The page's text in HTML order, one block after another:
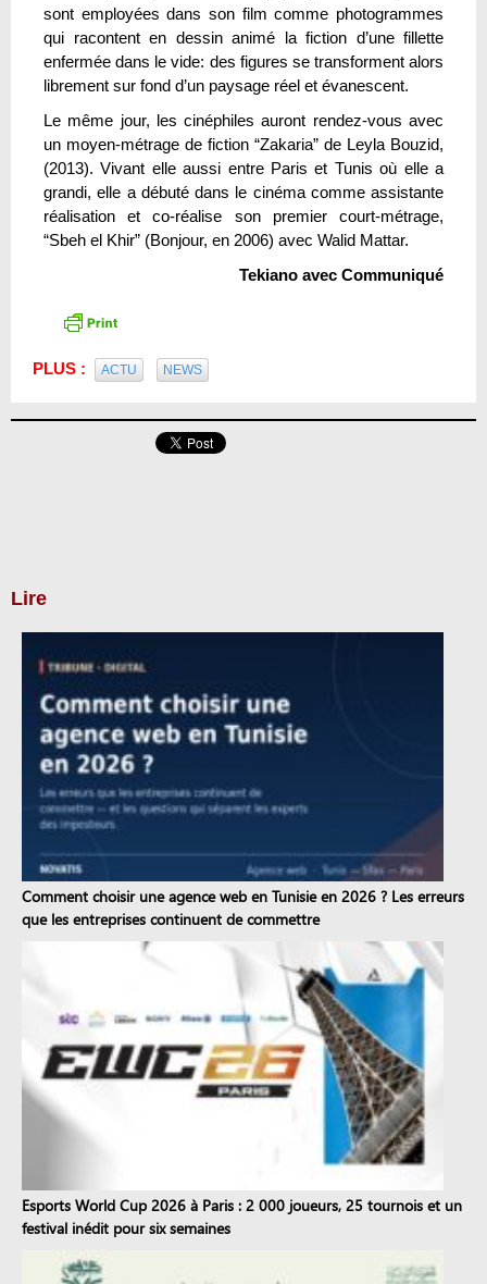
sont employées dans son film comme photogrammes
qui racontent en dessin animé la fiction d’une fillette
enfermée dans le vide: des figures se transforment alors
librement sur fond d’un paysage réel et évanescent.
Le même jour, les cinéphiles auront rendez-vous avec
un moyen-métrage de fiction “Zakaria” de Leyla Bouzid,
(2013). Vivant elle aussi entre Paris et Tunis où elle a
grandi, elle a débuté dans le cinéma comme assistante
réalisation et co-réalise son premier court-métrage,
“Sbeh el Khir” (Bonjour, en 2006) avec Walid Mattar.
Tekiano avec Communiqué
PLUS : ACTU NEWS
Lire
Comment choisir une agence web en Tunisie en 2026 ? Les erreurs
que les entreprises continuent de commettre
Esports World Cup 2026 à Paris : 2 000 joueurs, 25 tournois et un
festival inédit pour six semaines